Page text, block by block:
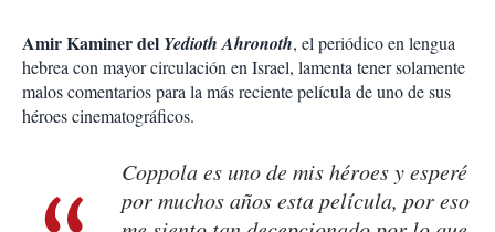
Amir Kaminer del Yedioth Ahronoth, el periódico en lengua
hebrea con mayor circulación en Israel, lamenta tener solamente
malos comentarios para la más reciente película de uno de sus
héroes cinematográficos.
Coppola es uno de mis héroes y esperé
por muchos años esta película, por eso